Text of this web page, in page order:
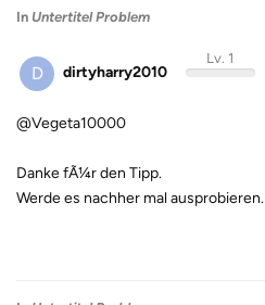
In Untertitel Problem
D dirtyharry2010
Lv. 1
@Vegeta10000
Danke fÃ¼r den Tipp.
Werde es nachher mal ausprobieren.